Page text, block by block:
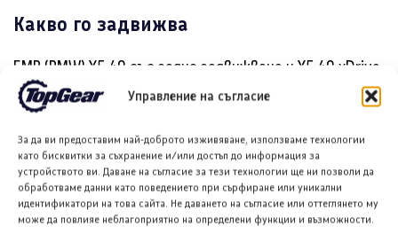
Управление на съгласие
За да ви предоставим най-доброто изживяване, използваме технологии
като бисквитки за съхранение и/или достъп до информация за
устройството ви. Даване на съгласие за тези технологии ще ни позволи да
обработваме данни като поведението при сърфиране или уникални
идентификатори на това сайта. Не даването на съгласие или оттеглянето му
може да повлияе неблагоприятно на определени функции и възможности.
Какво го задвижва
БМВ (BMW) X5 40 със задно задвижване и X5 40 xDrive
със задвижване на четирите колела използват 3.0-
394 к.с., съчетан с осемстепенна автоматична
предавателна кутия. 48-волтовата мека хибридна
система интегрира електрическия стартер-